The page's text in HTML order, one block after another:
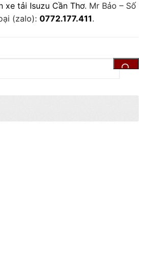
xe tải Isuzu Cần Thơ. Mr Bảo – Số
(zalo): 0772.177.411.